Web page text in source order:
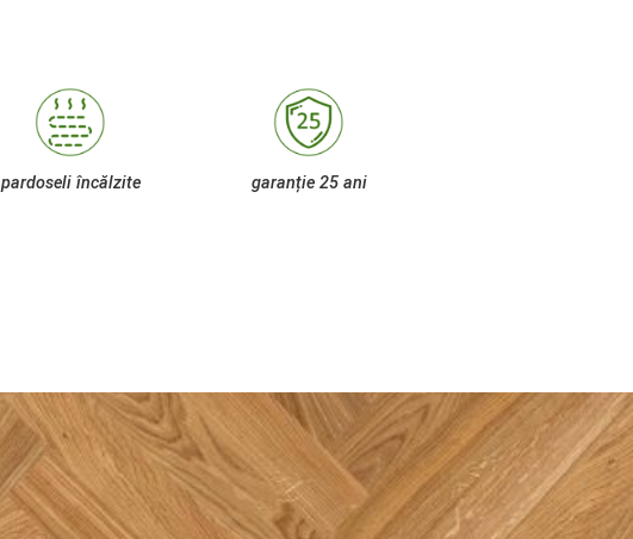
pardoseli încălzite garanție 25 ani